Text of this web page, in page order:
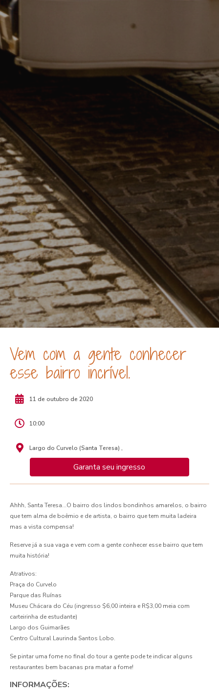
Vem com a gente conhecer
esse bairro incrível.
11 de outubro de 2020
10:00
Largo do Curvelo (Santa Teresa) ,
Garanta seu ingresso
Ahhh, Santa Teresa…O bairro dos lindos bondinhos amarelos, o bairro
que tem alma de boêmio e de artista, o bairro que tem muita ladeira
mas a vista compensa!
Reserve já a sua vaga e vem com a gente conhecer esse bairro que tem
muita história!
Atrativos:
Praça do Curvelo
Parque das Ruínas
Museu Chácara do Céu (ingresso $6,00 inteira e R$3,00 meia com
carteirinha de estudante)
Largo dos Guimarães
Centro Cultural Laurinda Santos Lobo.
Se pintar uma fome no final do tour a gente pode te indicar alguns
restaurantes bem bacanas pra matar a fome!
INFORMAÇÕES: